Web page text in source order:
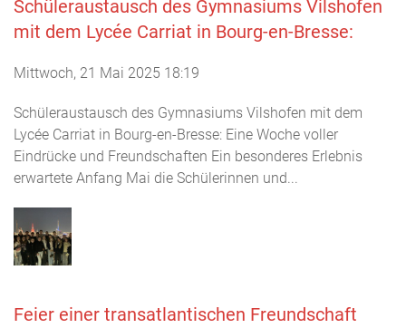
Schüleraustausch des Gymnasiums Vilshofen
mit dem Lycée Carriat in Bourg-en-Bresse:
Mittwoch, 21 Mai 2025 18:19
Schüleraustausch des Gymnasiums Vilshofen mit dem
Lycée Carriat in Bourg-en-Bresse: Eine Woche voller
Eindrücke und Freundschaften Ein besonderes Erlebnis
erwartete Anfang Mai die Schülerinnen und...
Feier einer transatlantischen Freundschaft